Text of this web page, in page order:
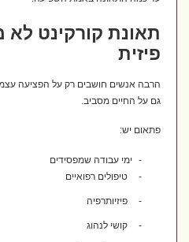
תאונת קורקינט לא
פיזית
הרבה אנשים חושבים רק על הפציעה
גם על החיים מסביב.
פתאום יש:
ימי עבודה שמפסידים
טיפולים רפואיים
פיזיותרפיה
קושי לנהוג